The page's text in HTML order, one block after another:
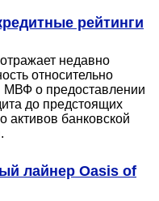
рейтинги
недавно
относительно
о предоставлении
до предстоящих
активов банковской
лайнер Oasis of